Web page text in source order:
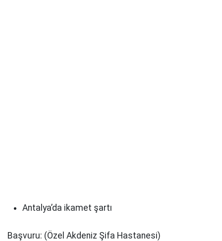
Antalya’da ikamet şartı
Başvuru: (Özel Akdeniz Şifa Hastanesi)